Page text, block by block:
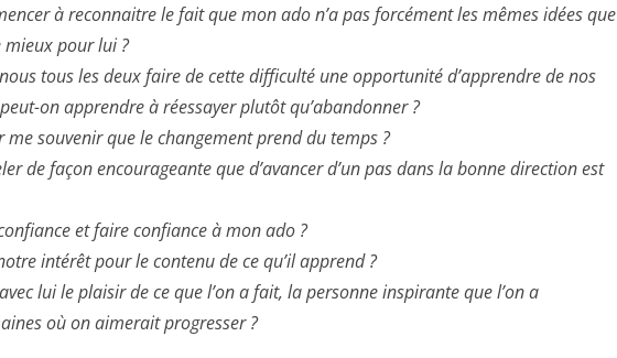
à reconnaitre le fait que mon ado n’a pas forcément les mêmes idées que
mieux pour lui ?
tous les deux faire de cette difficulté une opportunité d’apprendre de nos
on apprendre à réessayer plutôt qu’abandonner ?
souvenir que le changement prend du temps ?
de façon encourageante que d’avancer d’un pas dans la bonne direction est
et faire confiance à mon ado ?
intérêt pour le contenu de ce qu’il apprend ?
lui le plaisir de ce que l’on a fait, la personne inspirante que l’on a
où on aimerait progresser ?